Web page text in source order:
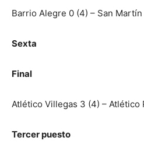
Barrio Alegre 0 (4) – San Martín
Sexta
Final
Atlético Villegas 3 (4) – Atlético
Tercer puesto